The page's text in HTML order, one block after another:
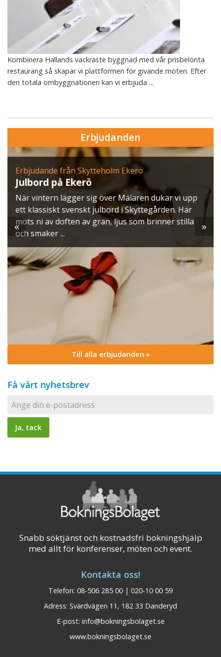
Kombinera Hallands vackraste byggnad med vår prisbelönta
restaurang så skapar vi plattformen för givande möten. Efter
den totala ombyggnationen kan vi erbjuda ...
Erbjudanden
Erbjudande från Skytteholm Ekerö
Julbord på Ekerö
När vintern lägger sig över Mälaren dukar vi upp
ett klassiskt svenskt julbord i Skyttegården. Här
möts ni av doften av gran, ljus som brinner stilla
och smaker ...
« »
Till alla erbjudanden »
Få vårt nyhetsbrev
Snabb söktjänst och kostnadsfri bokningshjälp
med allt för konferenser, möten och event.
Kontakta oss!
Telefon: 08-506 285 00 | 020-10 00 59
Adress: Svärdvägen 11, 182 33 Danderyd
E-post: info@bokningsbolaget.se
www.bokningsbolaget.se